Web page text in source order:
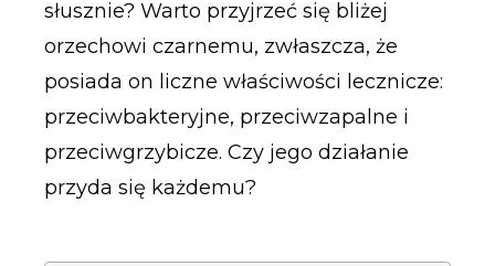
słusznie? Warto przyjrzeć się bliżej
orzechowi czarnemu, zwłaszcza, że
posiada on liczne właściwości lecznicze:
przeciwbakteryjne, przeciwzapalne i
przeciwgrzybicze. Czy jego działanie
przyda się każdemu?